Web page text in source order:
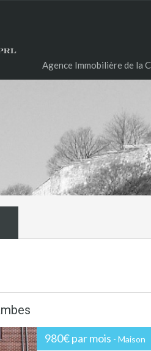
Agence Immobilière de la
980€ par mois - Maison